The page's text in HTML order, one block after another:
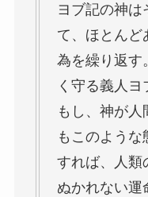
ヨブ記の神は
て、ほとんど
為を繰り返す
く守る義人ヨ
もし、神が人
もこのような
すれば、人類
ぬかれない運